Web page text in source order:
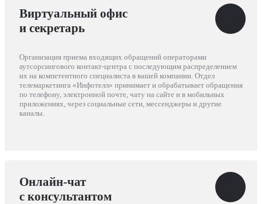
Виртуальный офис
и секретарь
Организация приема входящих обращений операторами
аутсорсингового контакт-центра с последующим распределением
их на компетентного специалиста в вашей компании. Отдел
телемаркетинга «Инфотелл» принимает и обрабатывает обращения
по телефону, электронной почте, чату на сайте и в мобильных
приложениях, через социальные сети, мессенджеры и другие
каналы.
Онлайн-чат
с консультантом